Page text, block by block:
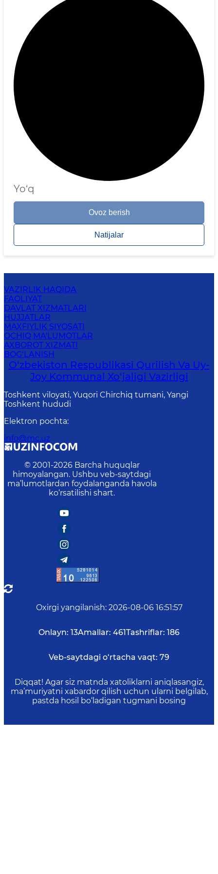
Yo‘q
Ovoz berish
Natijalar
VAZIRLIK HAQIDA
FAOLIYAT
DAVLAT XIZMATLARI
HUJJATLAR
MAXFIYLIK SIYOSATI
OCHIQ MA'LUMOTLAR
AXBOROT XIZMATI
BOG‘LANISH
O‘zbekiston Respublikasi Qurilish Va Uy-
Joy Kommunal Xo‘jaligi Vazirligi
Toshkent viloyati, Yuqori Chirchiq tumani, Yangi
Toshkent hududi
Elektron pochta:
info@mc.uz
© 2001-2026 Barcha huquqlar
himoyalangan. Ushbu veb-saytdagi
ma’lumotlardan foydalanganda havola
ko‘rsatilishi shart.
Oxirgi yangilanish: 2026-08-06 16:51:57
Onlayn: 13Amallar: 461Tashriflar: 186
Veb-saytdagi o‘rtacha vaqt: 79
Diqqat! Agar siz matnda xatoliklarni aniqlasangiz,
ma’muriyatni xabardor qilish uchun ularni belgilab,
pastda hosil bo‘ladigan tugmani bosing